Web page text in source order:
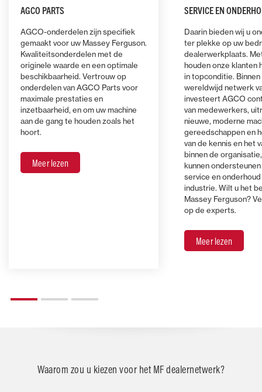
AGCO PARTS
AGCO-onderdelen zijn specifiek
gemaakt voor uw Massey Ferguson.
Kwaliteitsonderdelen met de
originele waarde en een optimale
beschikbaarheid. Vertrouw op
onderdelen van AGCO Parts voor
maximale prestaties en
inzetbaarheid, en om uw machine
aan de gang te houden zoals het
hoort.
Meer lezen
SERVICE EN
Daarin bieden wij u
ter plekke op uw
dealerwerkplaats.
houden onze klanten
in topconditie. Binnen
wereldwijd netwerk
investeert AGCO
van medewerkers,
nieuwe, moderne
gereedschappen en
van de kennis en het
binnen de
kunnen
service en onderhoud
industrie. Wilt u het
Massey Ferguson?
op de experts.
Meer lezen
Waarom zou u kiezen voor het MF dealernetwerk?